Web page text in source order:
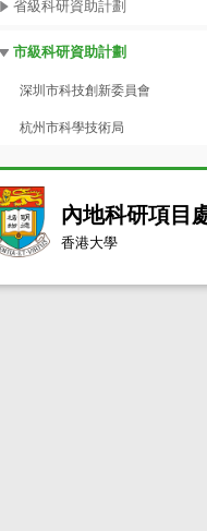
省級科研資助計劃
市級科研資助計劃
深圳市科技創新委員會
杭州市科學技術局
內地科研項目
香港大學